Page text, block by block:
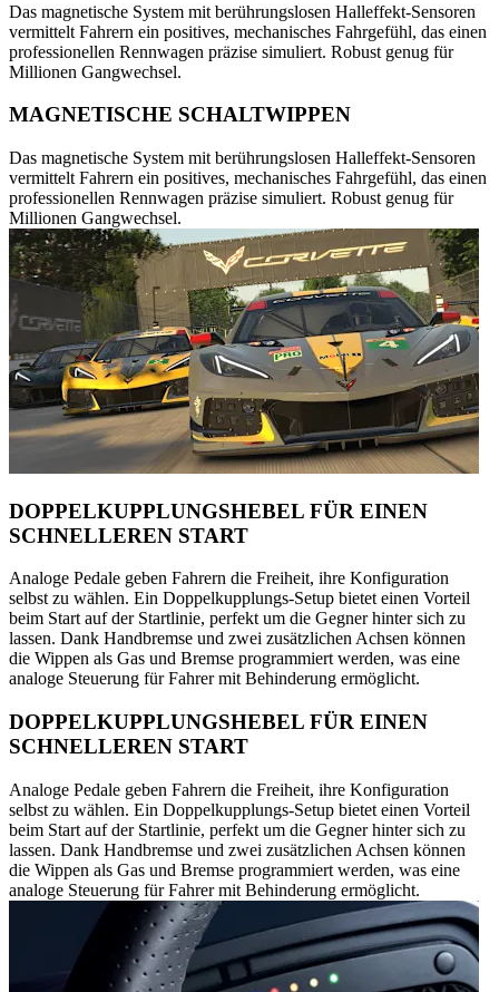
Das magnetische System mit berührungslosen Halleffekt-Sensoren
vermittelt Fahrern ein positives, mechanisches Fahrgefühl, das einen
professionellen Rennwagen präzise simuliert. Robust genug für
Millionen Gangwechsel.
MAGNETISCHE SCHALTWIPPEN
Das magnetische System mit berührungslosen Halleffekt-Sensoren
vermittelt Fahrern ein positives, mechanisches Fahrgefühl, das einen
professionellen Rennwagen präzise simuliert. Robust genug für
Millionen Gangwechsel.
DOPPELKUPPLUNGSHEBEL FÜR EINEN
SCHNELLEREN START
Analoge Pedale geben Fahrern die Freiheit, ihre Konfiguration
selbst zu wählen. Ein Doppelkupplungs-Setup bietet einen Vorteil
beim Start auf der Startlinie, perfekt um die Gegner hinter sich zu
lassen. Dank Handbremse und zwei zusätzlichen Achsen können
die Wippen als Gas und Bremse programmiert werden, was eine
analoge Steuerung für Fahrer mit Behinderung ermöglicht.
DOPPELKUPPLUNGSHEBEL FÜR EINEN
SCHNELLEREN START
Analoge Pedale geben Fahrern die Freiheit, ihre Konfiguration
selbst zu wählen. Ein Doppelkupplungs-Setup bietet einen Vorteil
beim Start auf der Startlinie, perfekt um die Gegner hinter sich zu
lassen. Dank Handbremse und zwei zusätzlichen Achsen können
die Wippen als Gas und Bremse programmiert werden, was eine
analoge Steuerung für Fahrer mit Behinderung ermöglicht.